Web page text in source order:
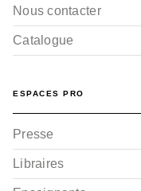
Nous contacter
Catalogue
ESPACES PRO
Presse
Libraires